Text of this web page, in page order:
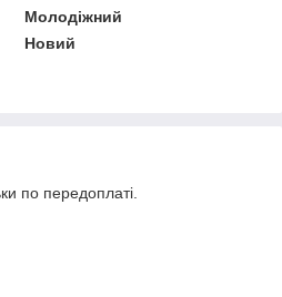
Молодіжний
Новий
по передоплаті.